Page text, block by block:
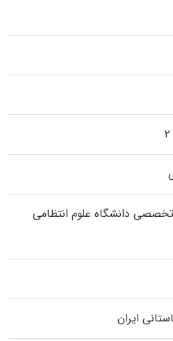
داﻧﺸﮕﺎه ﻋﻠﻮم انتظامی
ایران